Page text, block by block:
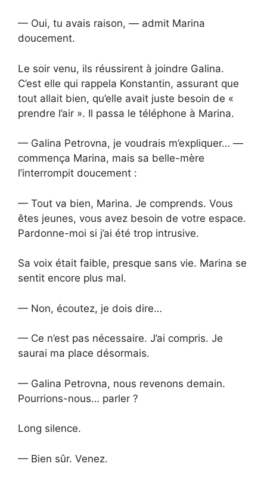
— Oui, tu avais raison, — admit Marina
doucement.
Le soir venu, ils réussirent à joindre Galina.
C’est elle qui rappela Konstantin, assurant que
tout allait bien, qu’elle avait juste besoin de «
prendre l’air ». Il passa le téléphone à Marina.
— Galina Petrovna, je voudrais m’expliquer… —
commença Marina, mais sa belle-mère
l’interrompit doucement :
— Tout va bien, Marina. Je comprends. Vous
êtes jeunes, vous avez besoin de votre espace.
Pardonne-moi si j’ai été trop intrusive.
Sa voix était faible, presque sans vie. Marina se
sentit encore plus mal.
— Non, écoutez, je dois dire…
— Ce n’est pas nécessaire. J’ai compris. Je
saurai ma place désormais.
— Galina Petrovna, nous revenons demain.
Pourrions-nous… parler ?
Long silence.
— Bien sûr. Venez.